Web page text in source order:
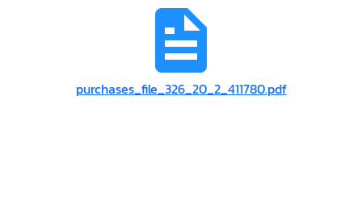
purchases_file_326_20_2_411780.pdf